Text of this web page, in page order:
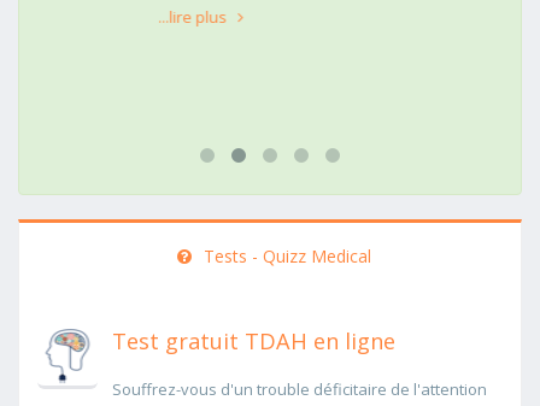
Tests - Quizz Medical
Test gratuit TDAH en ligne
Souffrez-vous d'un trouble déficitaire de l'attention